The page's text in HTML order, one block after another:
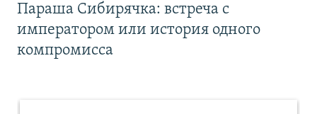
Параша Сибирячка: встреча с
императором или история одного
компромисса